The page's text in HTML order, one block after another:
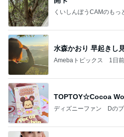
くいしんぼうCAMのもっ
水森かおり 早起きし
Amebaトピックス 1日前
TOPTOY☆Cocoa
ディズニーファン Dの